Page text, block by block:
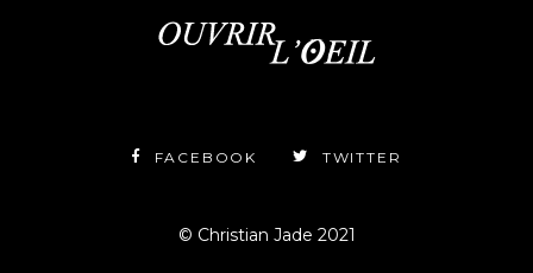
FACEBOOK TWITTER
© Christian Jade 2021